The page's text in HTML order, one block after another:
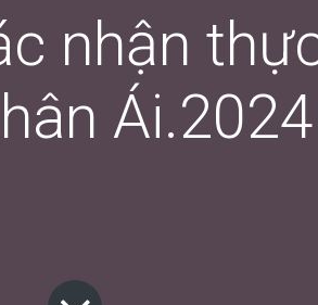
nhận
Ái.2024